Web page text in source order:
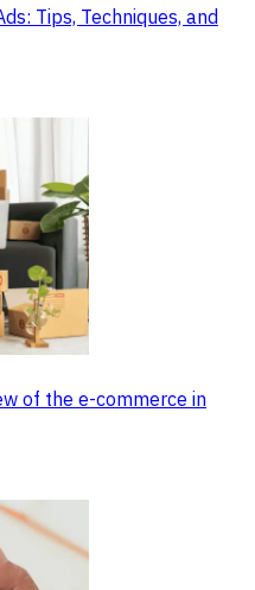
Tips, Techniques, and
of the e-commerce in